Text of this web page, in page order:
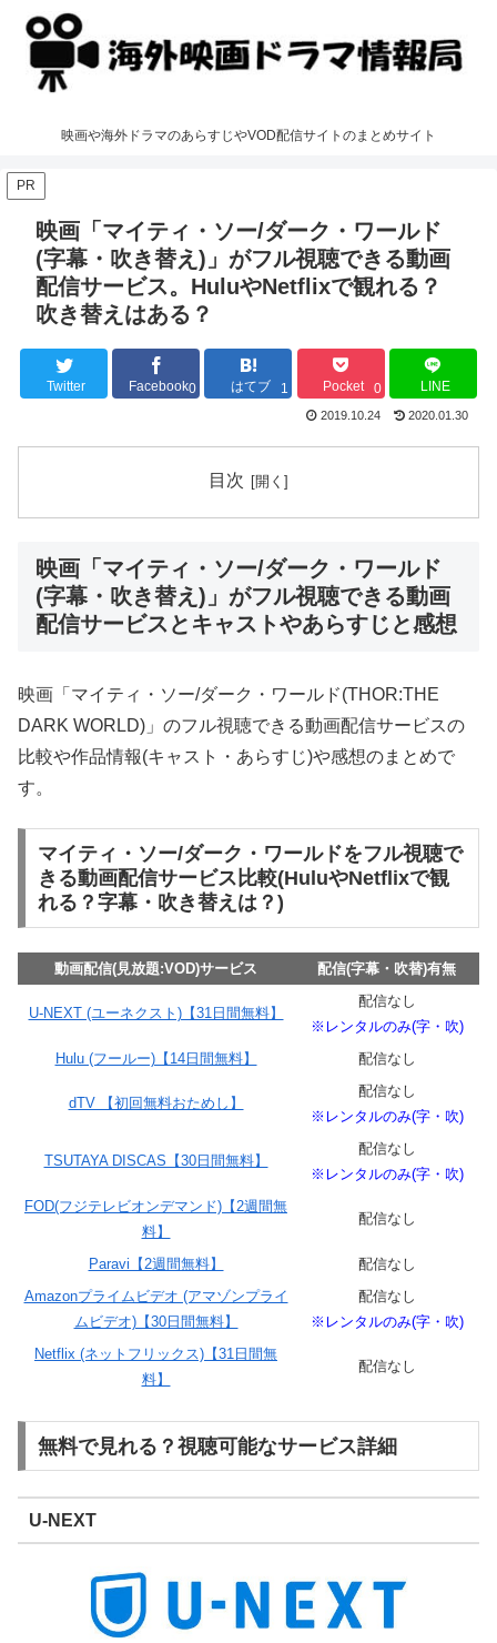
映画や海外ドラマのあらすじやVOD配信サイトのまとめサイト
PR
映画「マイティ・ソー/ダーク・ワールド
(字幕・吹き替え)」がフル視聴できる動画
配信サービス。HuluやNetflixで観れる？
吹き替えはある？
Twitter Facebook0 はてブ 1 Pocket 0 LINE
2019.10.24 2020.01.30
目次
映画「マイティ・ソー/ダーク・ワールド
(字幕・吹き替え)」がフル視聴できる動画
配信サービスとキャストやあらすじと感想
映画「マイティ・ソー/ダーク・ワールド(THOR:THE
DARK WORLD)」のフル視聴できる動画配信サービスの
比較や作品情報(キャスト・あらすじ)や感想のまとめで
す。
マイティ・ソー/ダーク・ワールドをフル視聴で
きる動画配信サービス比較(HuluやNetflixで観
れる？字幕・吹き替えは？)
動画配信(見放題:VOD)サービス 配信(字幕・吹替)有無
U-NEXT (ユーネクスト)【31日間無料】
配信なし
※レンタルのみ(字・吹)
Hulu (フールー)【14日間無料】
配信なし
dTV 【初回無料おためし】
配信なし
※レンタルのみ(字・吹)
TSUTAYA DISCAS【30日間無料】
配信なし
※レンタルのみ(字・吹)
FOD(フジテレビオンデマンド)【2週間無
料】
配信なし
Paravi【2週間無料】
配信なし
Amazonプライムビデオ (アマゾンプライ
ムビデオ)【30日間無料】
配信なし
※レンタルのみ(字・吹)
Netflix (ネットフリックス)【31日間無
料】
配信なし
無料で見れる？視聴可能なサービス詳細
U-NEXT